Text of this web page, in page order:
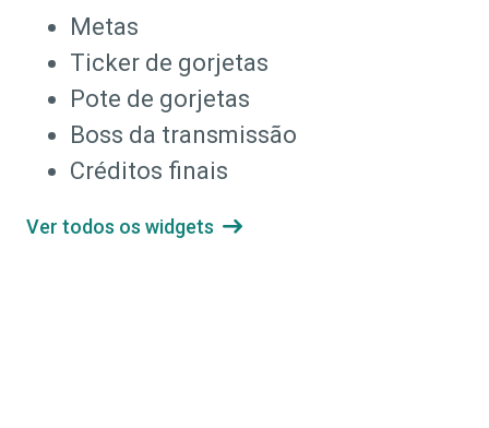
Metas
Ticker de gorjetas
Pote de gorjetas
Boss da transmissão
Créditos finais
Ver todos os widgets 